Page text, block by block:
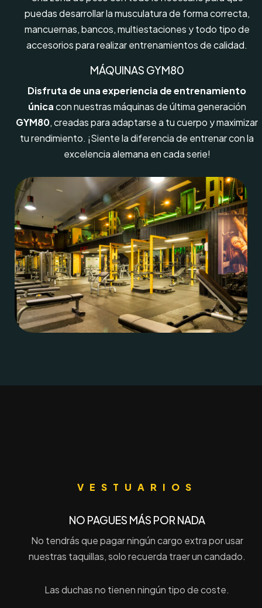
puedas desarrollar la musculatura de forma correcta,
mancuernas, bancos, multiestaciones y todo tipo de
accesorios para realizar entrenamientos de calidad.
MÁQUINAS GYM80
Disfruta de una experiencia de entrenamiento
únicacon nuestras máquinas de última generación
GYM80, creadas para adaptarse a tu cuerpo y maximizar
tu rendimiento. ¡Siente la diferencia de entrenar con la
excelencia alemana en cada serie!
VESTUARIOS
NO PAGUES MÁS POR NADA
No tendrás que pagar ningún cargo extra por usar
nuestras taquillas, solo recuerda traer un candado.
Las duchas no tienen ningún tipo de coste.